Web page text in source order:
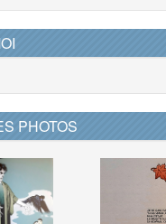
PHOTOS